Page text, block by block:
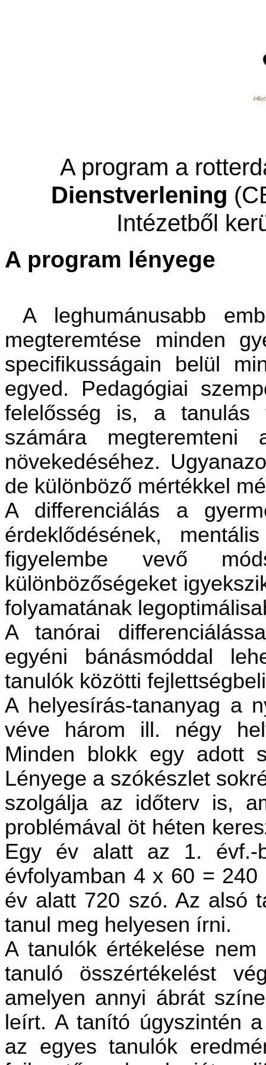
A program a
Dienstverlening
Intézetből
A program lényege
A leghumánusabb
megteremtése minden
specifikusságain belül
egyed. Pedagógiai
felelősség is, a tanulás
számára megteremteni
növekedéséhez.
de különböző mértékkel
A differenciálás a
érdeklődésének,
figyelembe vevő
különbözőségeket
folyamatának
A tanórai
egyéni bánásmóddal
tanulók közötti
A helyesírás-tananyag a
véve három ill. négy
Minden blokk egy adott
Lényege a szókészlet
szolgálja az időterv is,
problémával öt héten
Egy év alatt az 1.
évfolyamban 4 x 60 =
év alatt 720 szó. Az alsó
tanul meg helyesen írni.
A tanulók értékelése
tanuló összértékelést
amelyen annyi ábrát
leírt. A tanító úgyszintén
az egyes tanulók